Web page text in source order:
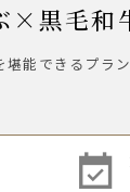
ぶ×黒
能できるプラ